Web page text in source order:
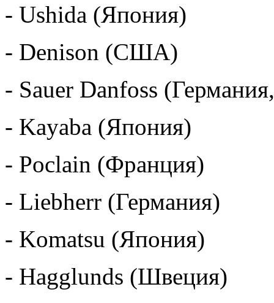
- Ushida (Япония)
- Denison (США)
- Sauer Danfoss
- Kayaba (Япония)
- Poclain (Франция)
- Liebherr
- Komatsu (Япония)
- Hagglunds (Швеция)